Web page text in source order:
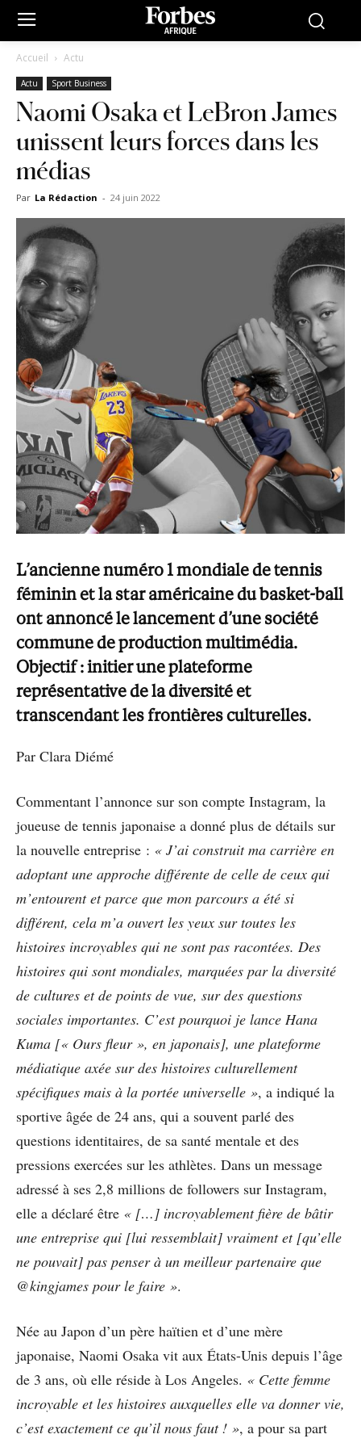
Accueil Actu
Actu Sport Business
Naomi Osaka et LeBron James
unissent leurs forces dans les
médias
Par La Rédaction - 24 juin 2022
L’ancienne numéro 1 mondiale de tennis
fémininet la star américaine du basket-ball
ont annoncé le lancement d’une société
commune de production multimédia.
Objectif : initier une plateforme
représentative de la diversité et
transcendant les frontières culturelles.
Par Clara Diémé
Commentant l’annonce sur son compte Instagram, la
joueuse de tennis japonaise a donné plus de détails sur
la nouvelle entreprise : « J’ai construit ma carrière en
adoptant une approche différente de celle de ceux qui
m’entourent et parce que mon parcours a été si
différent, cela m’a ouvert les yeux sur toutes les
histoires incroyables qui ne sont pas racontées. Des
histoires qui sont mondiales, marquées par la diversité
de cultures et de points de vue, sur des questions
sociales importantes. C’est pourquoi je lance Hana
Kuma [« Ours fleur », en japonais], une plateforme
médiatique axée sur des histoires culturellement
spécifiques mais à la portée universelle », a indiqué la
sportive âgée de 24 ans, qui a souvent parlé des
questions identitaires, de sa santé mentale et des
pressions exercées sur les athlètes. Dans un message
adressé à ses 2,8 millions de followers sur Instagram,
elle a déclaré être « […] incroyablement fière de bâtir
une entreprise qui [lui ressemblait] vraiment et [qu’elle
ne pouvait] pas penser à un meilleur partenaire que
@kingjames pour le faire ».
Née au Japon d’un père haïtien et d’une mère
japonaise, Naomi Osaka vit aux États-Unis depuis l’âge
de 3 ans, où elle réside à Los Angeles. « Cette femme
incroyable et les histoires auxquelles elle va donner vie,
c’est exactement ce qu’il nous faut ! », a pour sa part